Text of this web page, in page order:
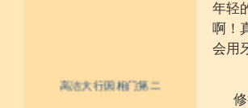
年轻
啊！
会用
高洁大行因相门第二